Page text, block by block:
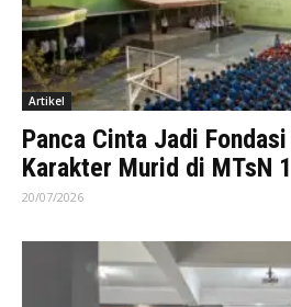
Artikel
Panca Cinta Jadi
Karakter Murid di MTsN
20/07/2026